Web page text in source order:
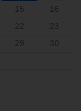
15
16
22
23
29
30